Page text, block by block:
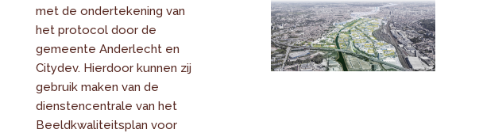
met de ondertekening van
het protocol door de
gemeente Anderlecht en
Citydev. Hierdoor kunnen zij
gebruik maken van de
dienstencentrale van het
Beeldkwaliteitsplan voor